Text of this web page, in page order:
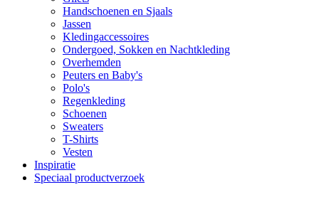
Handschoenen en Sjaals
Jassen
Kledingaccessoires
Ondergoed, Sokken en Nachtkleding
Overhemden
Peuters en Baby's
Polo's
Regenkleding
Schoenen
Sweaters
T-Shirts
Vesten
Inspiratie
Speciaal productverzoek